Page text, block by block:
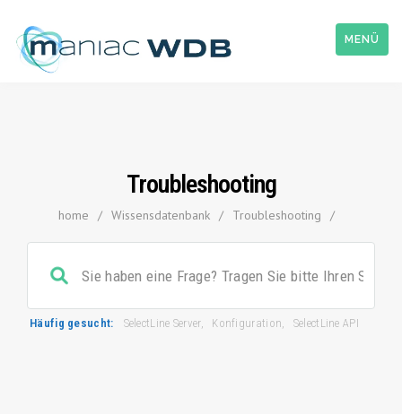
MENÜ
Troubleshooting
home / Wissensdatenbank / Troubleshooting /
Häufig gesucht: SelectLine Server, Konfiguration, SelectLine API